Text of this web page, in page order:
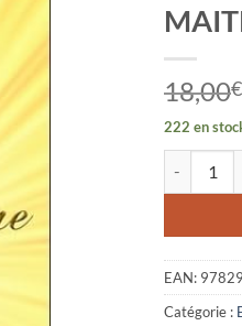
18,00€
222 en
EAN:
Catégorie :